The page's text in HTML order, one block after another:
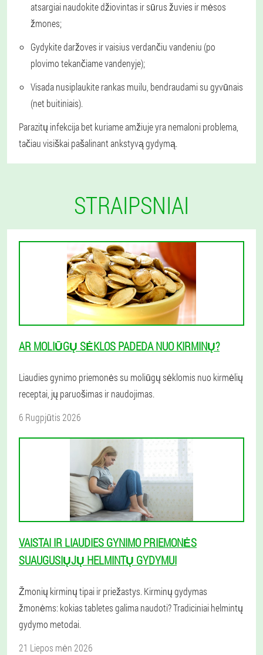
atsargiai naudokite džiovintas ir sūrus žuvies ir mėsos
žmones;
Gydykite daržoves ir vaisius verdančiu vandeniu (po
plovimo tekančiame vandenyje);
Visada nusiplaukite rankas muilu, bendraudami su gyvūnais
(net buitiniais).
Parazitų infekcija bet kuriame amžiuje yra nemaloni problema,
tačiau visiškai pašalinant ankstyvą gydymą.
STRAIPSNIAI
AR MOLIŪGŲ SĖKLOS PADEDA NUO KIRMINŲ?
Liaudies gynimo priemonės su moliūgų sėklomis nuo kirmėlių
receptai, jų paruošimas ir naudojimas.
6 Rugpjūtis 2026
VAISTAI IR LIAUDIES GYNIMO PRIEMONĖS
SUAUGUSIŲJŲ HELMINTŲ GYDYMUI
Žmonių kirminų tipai ir priežastys. Kirminų gydymas
žmonėms: kokias tabletes galima naudoti? Tradiciniai helmintų
gydymo metodai.
21 Liepos mėn 2026